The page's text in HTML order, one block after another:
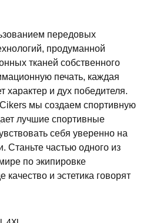
передовых
продуманной
тканей собственного
печать, каждая
характер и дух победителя.
мы создаем спортивную
лучшие спортивные
себя уверенно на
Станьте частью одного из
по экипировке
качество и эстетика говорят